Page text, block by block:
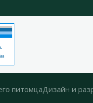
питомцаДизайн и